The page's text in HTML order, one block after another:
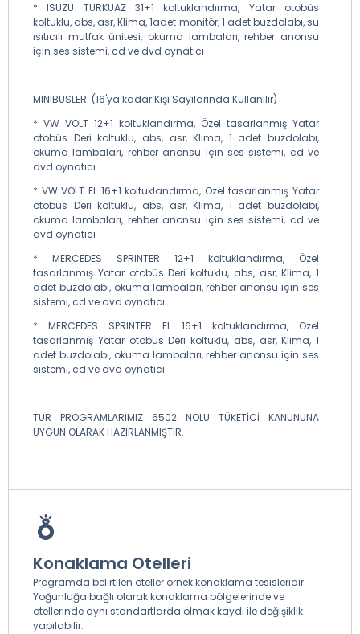
* ISUZU TURKUAZ 31+1 koltuklandırma, Yatar otobüs
koltuklu, abs, asr, Klima, 1adet monitör, 1 adet buzdolabı, su
ısıtıcılı mutfak ünitesi, okuma lambaları, rehber anonsu
için ses sistemi, cd ve dvd oynatıcı
MINIBUSLER: (16'ya kadar Kişi Sayılarında Kullanılır)
* VW VOLT 12+1 koltuklandırma, Özel tasarlanmış Yatar
otobüs Deri koltuklu, abs, asr, Klima, 1 adet buzdolabı,
okuma lambaları, rehber anonsu için ses sistemi, cd ve
dvd oynatıcı
* VW VOLT EL 16+1 koltuklandırma, Özel tasarlanmış Yatar
otobüs Deri koltuklu, abs, asr, Klima, 1 adet buzdolabı,
okuma lambaları, rehber anonsu için ses sistemi, cd ve
dvd oynatıcı
* MERCEDES SPRINTER 12+1 koltuklandırma, Özel
tasarlanmış Yatar otobüs Deri koltuklu, abs, asr, Klima, 1
adet buzdolabı, okuma lambaları, rehber anonsu için ses
sistemi, cd ve dvd oynatıcı
* MERCEDES SPRINTER EL 16+1 koltuklandırma, Özel
tasarlanmış Yatar otobüs Deri koltuklu, abs, asr, Klima, 1
adet buzdolabı, okuma lambaları, rehber anonsu için ses
sistemi, cd ve dvd oynatıcı
TUR PROGRAMLARIMIZ 6502 NOLU TÜKETİCİ KANUNUNA
UYGUN OLARAK HAZIRLANMIŞTIR.
Konaklama Otelleri
Programda belirtilen oteller örnek konaklama tesisleridir.
Yoğunluğa bağlı olarak konaklama bölgelerinde ve
otellerinde aynı standartlarda olmak kaydı ile değişiklik
yapılabilir.